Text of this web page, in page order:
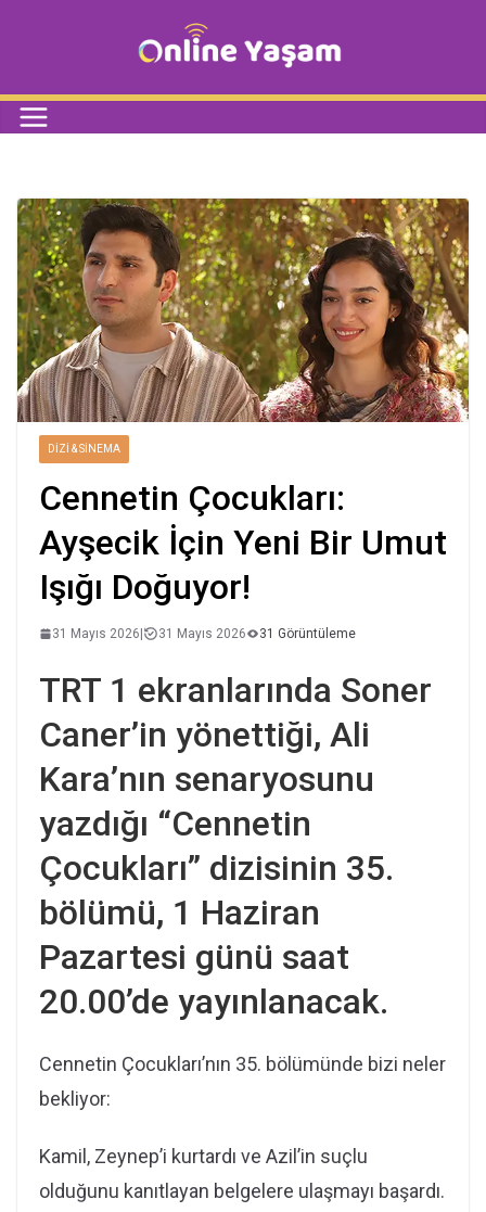
DIZI & SINEMA
Cennetin Çocukları:
Ayşecik İçin Yeni Bir Umut
Işığı Doğuyor!
31 Mayıs 2026| 31 Mayıs 2026 31 Görüntüleme
TRT 1 ekranlarında Soner
Caner’in yönettiği, Ali
Kara’nın senaryosunu
yazdığı “Cennetin
Çocukları” dizisinin 35.
bölümü, 1 Haziran
Pazartesi günü saat
20.00’de yayınlanacak.
Cennetin Çocukları’nın 35. bölümünde bizi neler
bekliyor:
Kamil, Zeynep’i kurtardı ve Azil’in suçlu
olduğunu kanıtlayan belgelere ulaşmayı başardı.